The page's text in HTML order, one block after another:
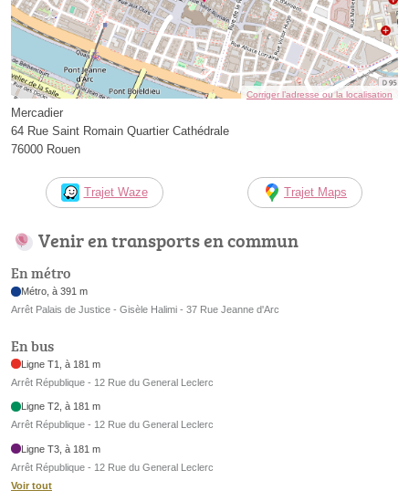
Corriger l’adresse ou la localisation
Mercadier
64 Rue Saint Romain Quartier Cathédrale
76000 Rouen
Trajet Waze Trajet Maps
Venir en transports en commun
En métro
Métro, à 391 m
Arrêt Palais de Justice - Gisèle Halimi - 37 Rue Jeanne d'Arc
En bus
Ligne T1, à 181 m
Arrêt République - 12 Rue du General Leclerc
Ligne T2, à 181 m
Arrêt République - 12 Rue du General Leclerc
Ligne T3, à 181 m
Arrêt République - 12 Rue du General Leclerc
Voir tout